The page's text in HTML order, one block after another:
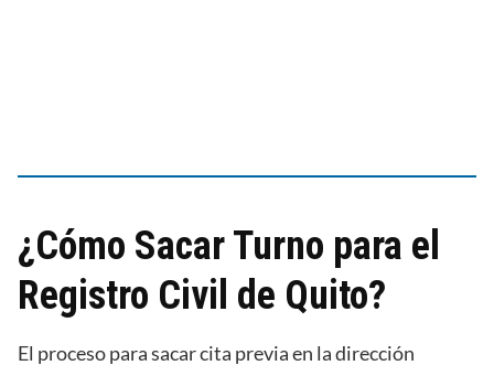
¿Cómo Sacar Turno para el
Registro Civil de Quito?
El proceso para sacar cita previa en la dirección